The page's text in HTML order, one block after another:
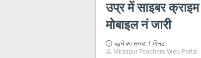
उप्र में साइबर
मोबाइल नं जारी
पढ़ने का समय: 1 मिनट
Mirzapur Teachers Web Portal